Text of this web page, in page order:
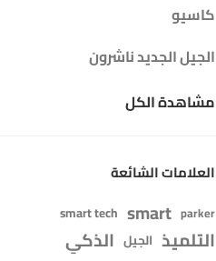
كاسيو
الجيل الجديد ناشرون
مشاهدة الكل
العلامات الشائعة
parker
smart
smart tech
التلميذ الجيل الذكي